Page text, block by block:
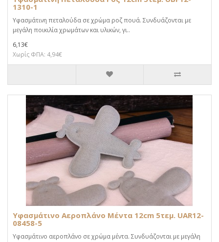
1310-1
Υφασμάτινη πεταλούδα σε χρώμα ροζ πουά. Συνδυάζονται με
μεγάλη ποικιλία χρωμάτων και υλικών, γι..
6,13€
Χωρίς ΦΠΑ: 4,94€
Υφασμάτινο Αεροπλάνο Μέντα 12cm 5τεμ. UAR12-
08458-5
Υφασμάτινο αεροπλάνο σε χρώμα μέντα. Συνδυάζονται με μεγάλη